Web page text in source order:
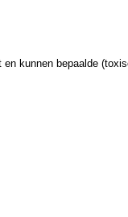
kunnen bepaalde